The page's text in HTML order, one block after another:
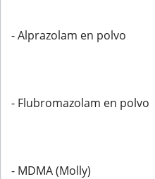
- Alprazolam en polvo
- Flubromazolam en polvo
- MDMA (Molly)